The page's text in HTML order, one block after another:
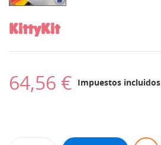
KittyKit
64,56 € Impuestos incluidos